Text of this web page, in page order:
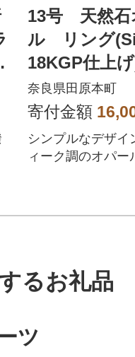
13号 天然石
ル リング
18KGP仕上
奈良県田原本町
寄付金額
シンプルなデザイ
ィーク調のオパー
るお礼品
ツ